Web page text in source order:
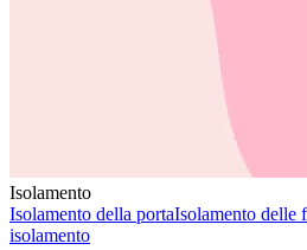
Isolamento
Isolamento della portaIsolamento delle
isolamento